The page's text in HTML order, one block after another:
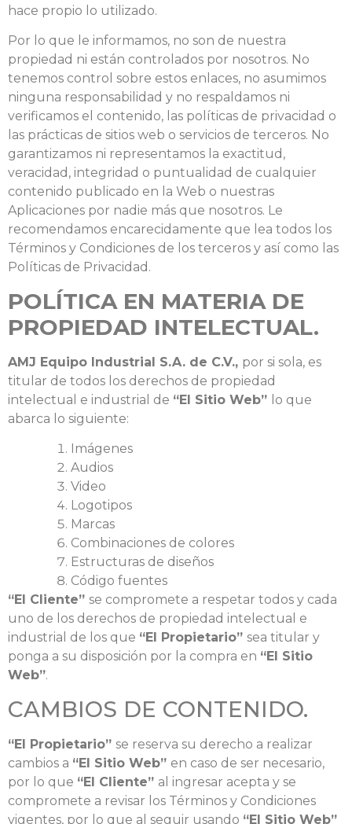
hace propio lo utilizado.
Por lo que le informamos, no son de nuestra
propiedad ni están controlados por nosotros. No
tenemos control sobre estos enlaces, no asumimos
ninguna responsabilidad y no respaldamos ni
verificamos el contenido, las políticas de privacidad o
las prácticas de sitios web o servicios de terceros. No
garantizamos ni representamos la exactitud,
veracidad, integridad o puntualidad de cualquier
contenido publicado en la Web o nuestras
Aplicaciones por nadie más que nosotros. Le
recomendamos encarecidamente que lea todos los
Términos y Condiciones de los terceros y así como las
Políticas de Privacidad.
POLÍTICA EN MATERIA DE
PROPIEDAD INTELECTUAL.
AMJ Equipo Industrial S.A. de C.V., por si sola, es
titular de todos los derechos de propiedad
intelectual e industrial de “El Sitio Web” lo que
abarca lo siguiente:
Imágenes
Audios
Video
Logotipos
Marcas
Combinaciones de colores
Estructuras de diseños
Código fuentes
“El Cliente” se compromete a respetar todos y cada
uno de los derechos de propiedad intelectual e
industrial de los que “El Propietario” sea titular y
ponga a su disposición por la compra en “El Sitio
Web”.
CAMBIOS DE CONTENIDO.
“El Propietario” se reserva su derecho a realizar
cambios a “El Sitio Web” en caso de ser necesario,
por lo que “El Cliente” al ingresar acepta y se
compromete a revisar los Términos y Condiciones
vigentes, por lo que al seguir usando “El Sitio Web”